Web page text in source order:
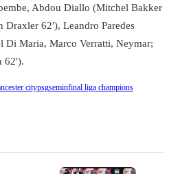
Abdou Diallo (Mitchel Bakker
Draxler 62′), Leandro Paredes
Di Maria, Marco Verratti, Neymar;
citypsgseminfinal liga champions